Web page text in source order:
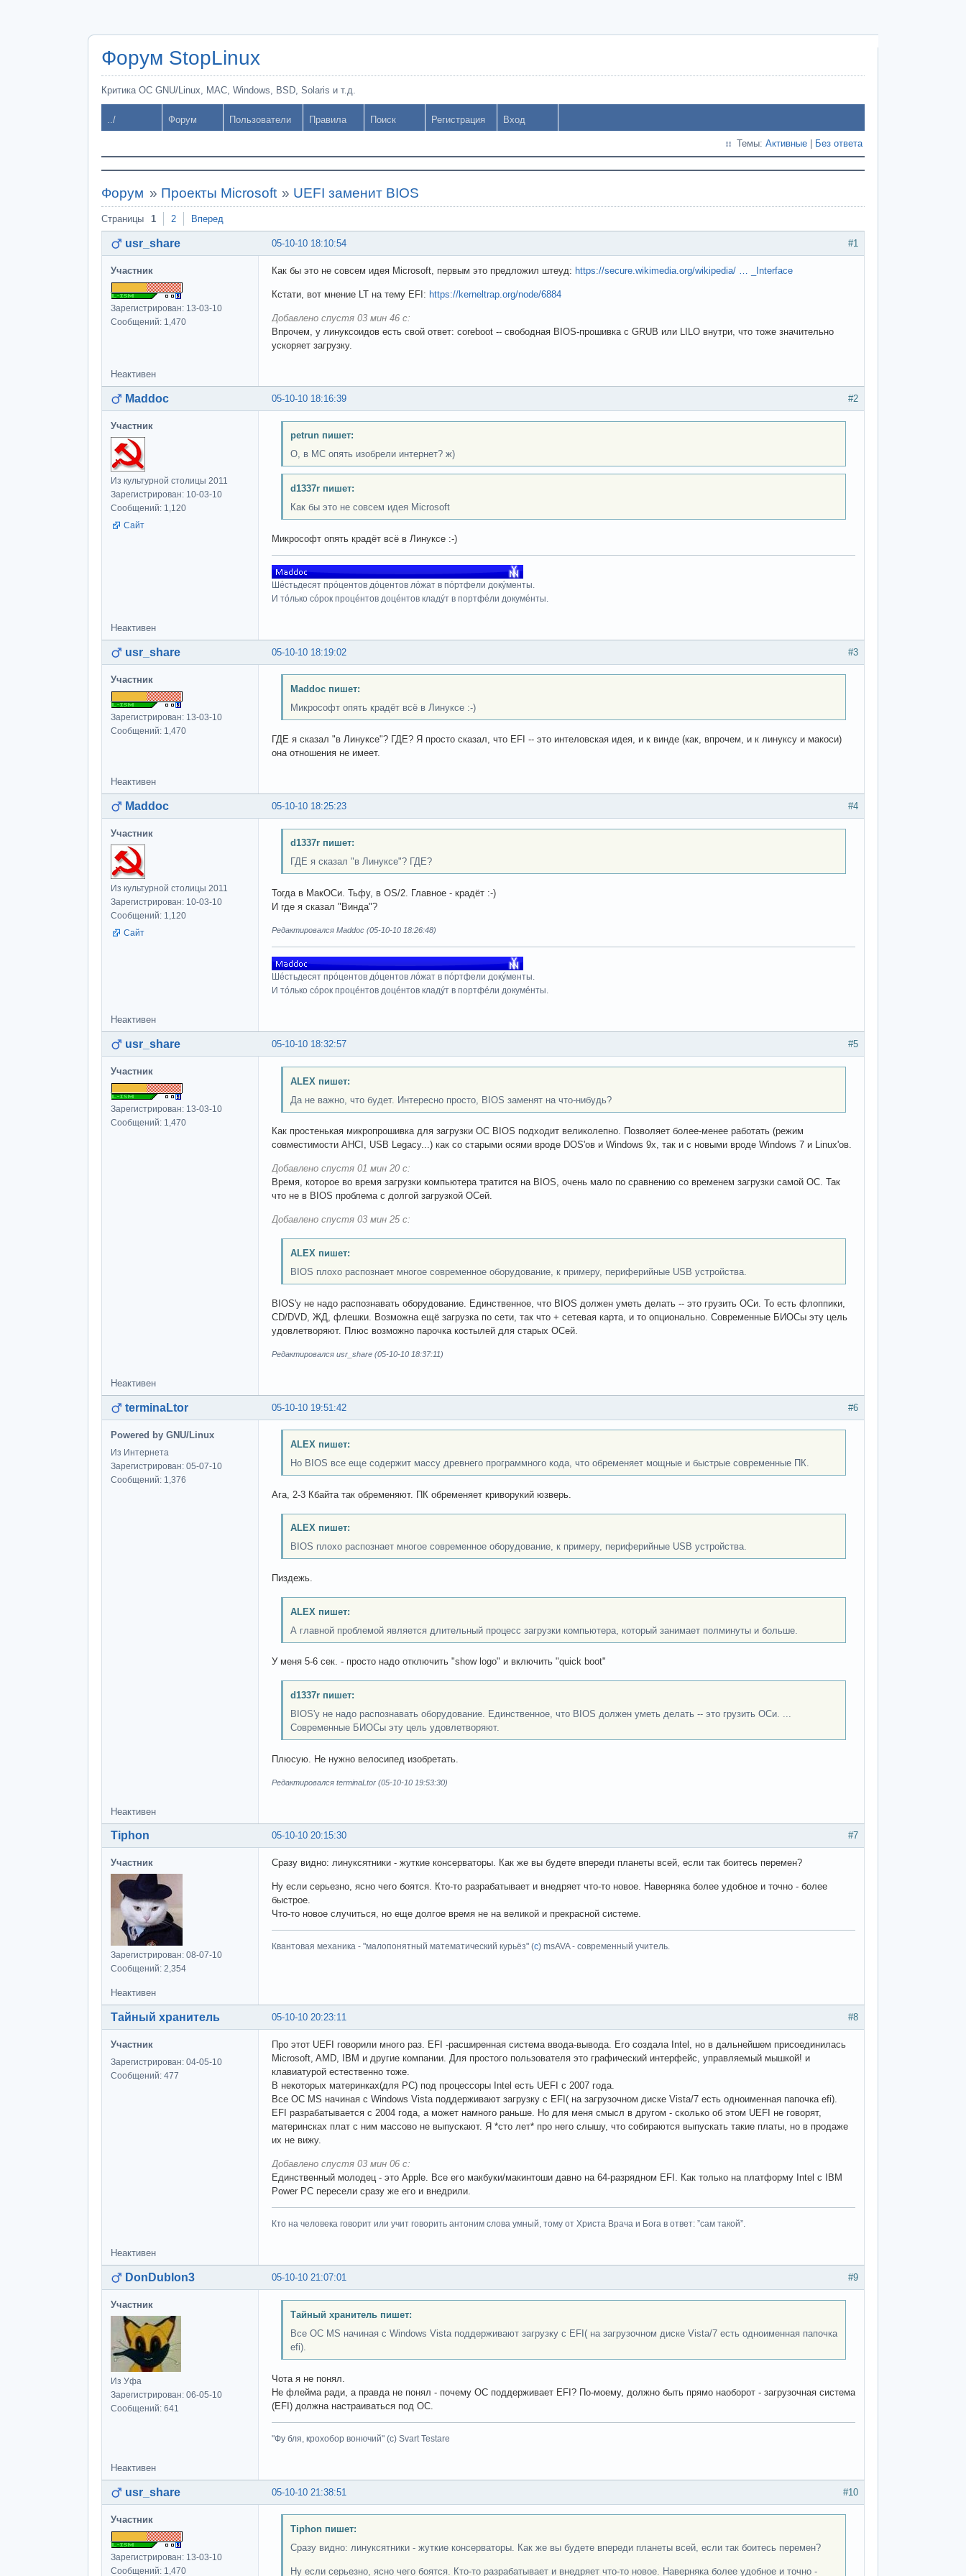
Форум StopLinux
Критика ОС GNU/Linux, MAC, Windows, BSD, Solaris и т.д.
../ Форум Пользователи Правила Поиск Регистрация Вход
Темы: Активные Без ответа
Форум » Проекты Microsoft » UEFI заменит BIOS
Страницы 1 2 Вперед
#1
05-10-10 18:10:54
usr_share
Участник
Зарегистрирован: 13-03-10
Сообщений: 1,470
Как бы это не совсем идея Microsoft, первым это предложил штеуд: https://secure.wikimedia.org/wikipedia/ … _Interface
Кстати, вот мнение LT на тему EFI: https://kerneltrap.org/node/6884
Добавлено спустя 03 мин 46 с:
Впрочем, у линуксоидов есть свой ответ: coreboot -- свободная BIOS-прошивка с GRUB или LILO внутри, что тоже значительно
ускоряет загрузку.
Неактивен
#2
05-10-10 18:16:39
Maddoc
Участник
Из культурной столицы 2011
Зарегистрирован: 10-03-10
Сообщений: 1,120
Сайт
petrun пишет:
О, в МС опять изобрели интернет? ж)
d1337r пишет:
Как бы это не совсем идея Microsoft
Микрософт опять крадёт всё в Линуксе :-)
Шéстьдесят прóцентов дóцентов лóжат в пóртфели докýменты.
И тóлько сóрок процéнтов доцéнтов кладýт в портфéли докумéнты.
Неактивен
#3
05-10-10 18:19:02
usr_share
Участник
Зарегистрирован: 13-03-10
Сообщений: 1,470
Maddoc пишет:
Микрософт опять крадёт всё в Линуксе :-)
ГДЕ я сказал "в Линуксе"? ГДЕ? Я просто сказал, что EFI -- это интеловская идея, и к винде (как, впрочем, и к линуксу и макоси)
она отношения не имеет.
Неактивен
#4
05-10-10 18:25:23
Maddoc
Участник
Из культурной столицы 2011
Зарегистрирован: 10-03-10
Сообщений: 1,120
Сайт
d1337r пишет:
ГДЕ я сказал "в Линуксе"? ГДЕ?
Тогда в МакОСи. Тьфу, в OS/2. Главное - крадёт :-)
И где я сказал "Винда"?
Редактировался Maddoc (05-10-10 18:26:48)
Шéстьдесят прóцентов дóцентов лóжат в пóртфели докýменты.
И тóлько сóрок процéнтов доцéнтов кладýт в портфéли докумéнты.
Неактивен
#5
05-10-10 18:32:57
usr_share
Участник
Зарегистрирован: 13-03-10
Сообщений: 1,470
ALEX пишет:
Да не важно, что будет. Интересно просто, BIOS заменят на что-нибудь?
Как простенькая микропрошивка для загрузки ОС BIOS подходит великолепно. Позволяет более-менее работать (режим
совместимости AHCI, USB Legacy...) как со старыми осями вроде DOS'ов и Windows 9x, так и с новыми вроде Windows 7 и Linux'ов.
Добавлено спустя 01 мин 20 с:
Время, которое во время загрузки компьютера тратится на BIOS, очень мало по сравнению со временем загрузки самой ОС. Так
что не в BIOS проблема с долгой загрузкой ОСей.
Добавлено спустя 03 мин 25 с:
ALEX пишет:
BIOS плохо распознает многое современное оборудование, к примеру, периферийные USB устройства.
BIOS'у не надо распознавать оборудование. Единственное, что BIOS должен уметь делать -- это грузить ОСи. То есть флоппики,
CD/DVD, ЖД, флешки. Возможна ещё загрузка по сети, так что + сетевая карта, и то опционально. Современные БИОСы эту цель
удовлетворяют. Плюс возможно парочка костылей для старых ОСей.
Редактировался usr_share (05-10-10 18:37:11)
Неактивен
#6
05-10-10 19:51:42
terminaLtor
Powered by GNU/Linux
Из Интернета
Зарегистрирован: 05-07-10
Сообщений: 1,376
ALEX пишет:
Но BIOS все еще содержит массу древнего программного кода, что обременяет мощные и быстрые современные ПК.
Ага, 2-3 Кбайта так обременяют. ПК обременяет криворукий юзверь.
ALEX пишет:
BIOS плохо распознает многое современное оборудование, к примеру, периферийные USB устройства.
Пиздежь.
ALEX пишет:
А главной проблемой является длительный процесс загрузки компьютера, который занимает полминуты и больше.
У меня 5-6 сек. - просто надо отключить "show logo" и включить "quick boot"
d1337r пишет:
BIOS'у не надо распознавать оборудование. Единственное, что BIOS должен уметь делать -- это грузить ОСи. ...
Современные БИОСы эту цель удовлетворяют.
Плюсую. Не нужно велосипед изобретать.
Редактировался terminaLtor (05-10-10 19:53:30)
Неактивен
#7
05-10-10 20:15:30
Tiphon
Участник
Зарегистрирован: 08-07-10
Сообщений: 2,354
Сразу видно: линуксятники - жуткие консерваторы. Как же вы будете впереди планеты всей, если так боитесь перемен?
Ну если серьезно, ясно чего боятся. Кто-то разрабатывает и внедряет что-то новое. Наверняка более удобное и точно - более
быстрое.
Что-то новое случиться, но еще долгое время не на великой и прекрасной системе.
Квантовая механика - "малопонятный математический курьёз" (с) msAVA - современный учитель.
Неактивен
#8
05-10-10 20:23:11
Тайный хранитель
Участник
Зарегистрирован: 04-05-10
Сообщений: 477
Про этот UEFI говорили много раз. EFI -расширенная система ввода-вывода. Его создала Intel, но в дальнейшем присоединилась
Microsoft, AMD, IBM и другие компании. Для простого пользователя это графический интерфейс, управляемый мышкой! и
клавиатурой естественно тоже.
В некоторых материнках(для PC) под процессоры Intel есть UEFI c 2007 года.
Все ОС MS начиная с Windows Vista поддерживают загрузку с EFI( на загрузочном диске Vista/7 есть одноименная папочка efi).
EFI разрабатывается с 2004 года, а может намного раньше. Но для меня смысл в другом - сколько об этом UEFI не говорят,
материнсках плат с ним массово не выпускают. Я *сто лет* про него слышу, что собираются выпускать такие платы, но в продаже
их не вижу.
Добавлено спустя 03 мин 06 с:
Единственный молодец - это Apple. Все его макбуки/макинтоши давно на 64-разрядном EFI. Как только на платформу Intel c IBM
Power PC пересели сразу же его и внедрили.
Кто на человека говорит или учит говорить антоним слова умный, тому от Христа Врача и Бога в ответ: ”сам такой”.
Неактивен
#9
05-10-10 21:07:01
DonDublon3
Участник
Из Уфа
Зарегистрирован: 06-05-10
Сообщений: 641
Тайный хранитель пишет:
Все ОС MS начиная с Windows Vista поддерживают загрузку с EFI( на загрузочном диске Vista/7 есть одноименная папочка
efi).
Чота я не понял.
Не флейма ради, а правда не понял - почему ОС поддерживает EFI? По-моему, должно быть прямо наоборот - загрузочная система
(EFI) должна настраиваться под ОС.
"Фу бля, крохобор вонючий" (с) Svart Testare
Неактивен
#10
05-10-10 21:38:51
usr_share
Участник
Зарегистрирован: 13-03-10
Сообщений: 1,470
Tiphon пишет:
Сразу видно: линуксятники - жуткие консерваторы. Как же вы будете впереди планеты всей, если так боитесь перемен?
Ну если серьезно, ясно чего боятся. Кто-то разрабатывает и внедряет что-то новое. Наверняка более удобное и точно -